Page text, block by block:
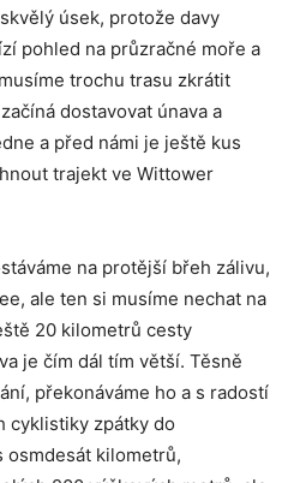
úsek, protože davy
pohled na průzračné moře a
trochu trasu zkrátit
dostavovat únava a
a před námi je ještě kus
trajekt ve Wittower
na protější břeh zálivu,
ale ten si musíme nechat na
20 kilometrů cesty
je čím dál tím větší. Těsně
překonáváme ho a s radostí
cyklistiky zpátky do
osmdesát kilometrů,